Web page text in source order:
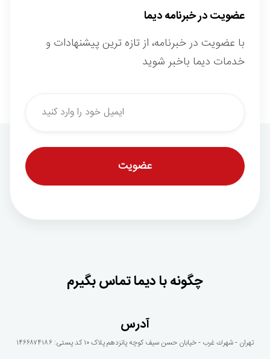
عضویت در خبرنامه دیما
با عضویت در خبرنامه، از تازه ترین پیشنهادات و
خدمات دیما باخبر شوید
چگونه با دیما تماس بگیرم
آدرس
تهران - شهرك غرب - خيابان حسن سيف كوچه پانزدهم پلاک ١٠ کد پستی: ۱۴۶۶۸۷۴۱۸۶